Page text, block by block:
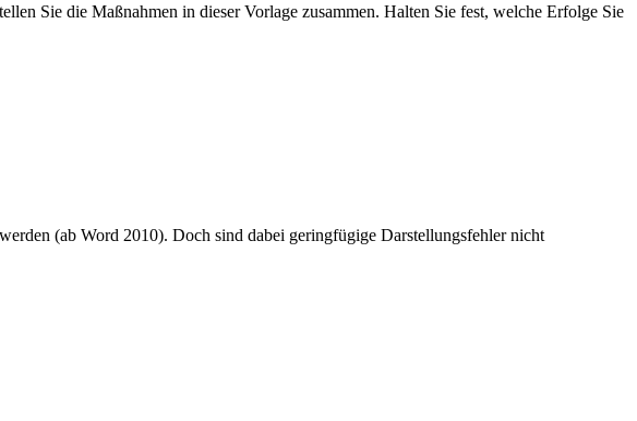
Sie die Maßnahmen in dieser Vorlage zusammen. Halten Sie fest, welche Erfolge Sie
(ab Word 2010). Doch sind dabei geringfügige Darstellungsfehler nicht